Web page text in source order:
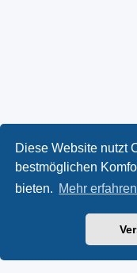
Diese Website nutzt
bestmöglichen
bieten. Mehr erfahren